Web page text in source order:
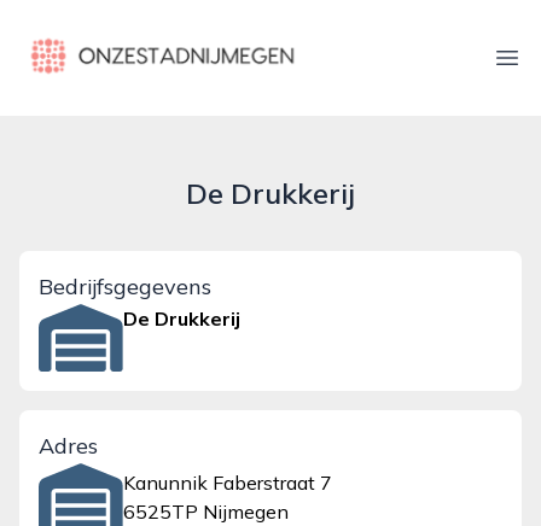
onzestadnijmegen.nl
De Drukkerij
Bedrijfsgegevens
De Drukkerij
Adres
Kanunnik Faberstraat 7
6525TP Nijmegen